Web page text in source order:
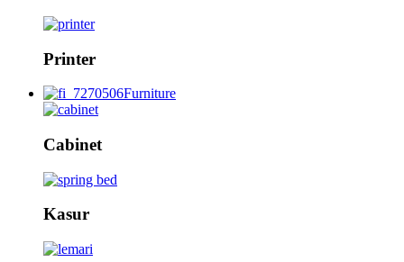
Printer
Furniture
Cabinet
Kasur